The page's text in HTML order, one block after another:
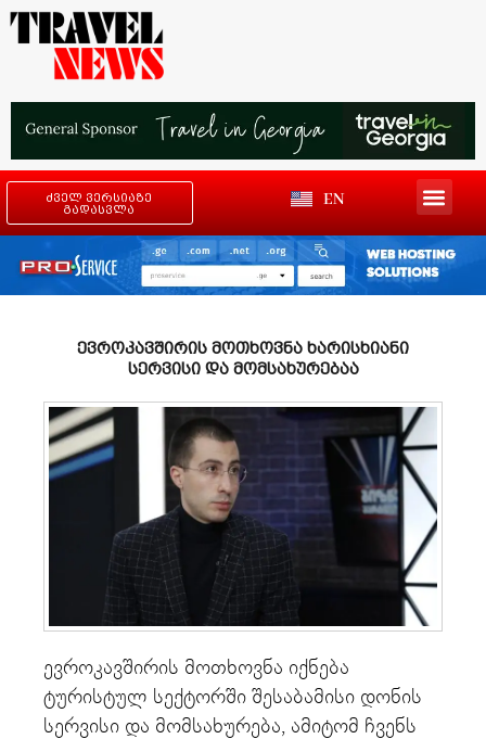
ძველ ვერსიაზე
გადასვლა
EN
ევროკავშირის მოთხოვნა ხარისხიანი
სერვისი და მომსახურებაა
ევროკავშირის მოთხოვნა იქნება
ტურისტულ სექტორში შესაბამისი დონის
სერვისი და მომსახურება, ამიტომ ჩვენს